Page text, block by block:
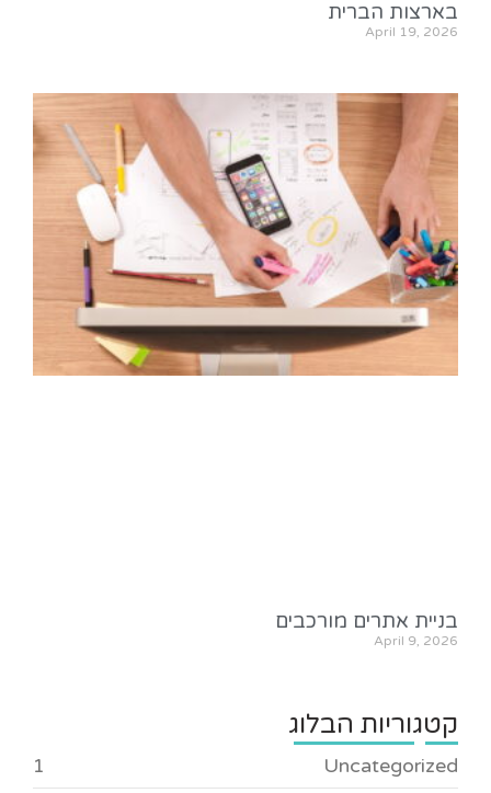
בארצות הברית
April 19, 2026
בניית אתרים מורכבים
April 9, 2026
קטגוריות הבלוג
Uncategorized
1